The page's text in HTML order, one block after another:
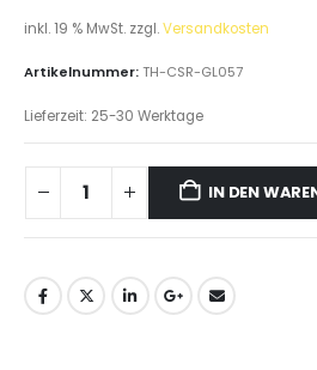
inkl. 19 % MwSt. zzgl.Versandkosten
Artikelnummer:TH-CSR-GL057
Lieferzeit: 25-30 Werktage
IN DEN